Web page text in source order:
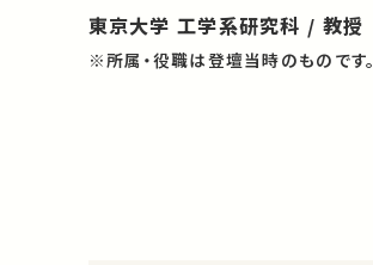
東京大学 工学系研究科 / 教授
※所属・役職は登壇当時のものです。